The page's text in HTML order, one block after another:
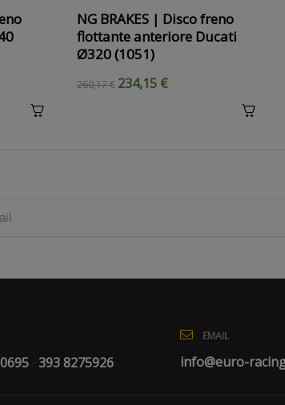
NG BRAKES | Disco freno
flottante anteriore Ducati
Ø320 (1051)
260,17 € 234,15 €
-393 8275926
EMAIL
info@euro-